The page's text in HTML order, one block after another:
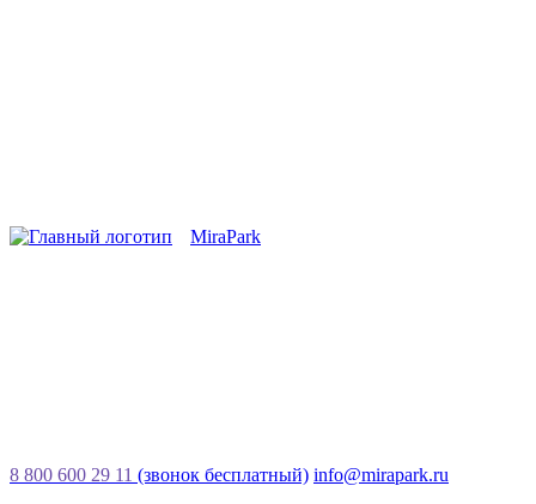
MiraPark
8 800 600 29 11 (звонок бесплатный) info@mirapark.ru